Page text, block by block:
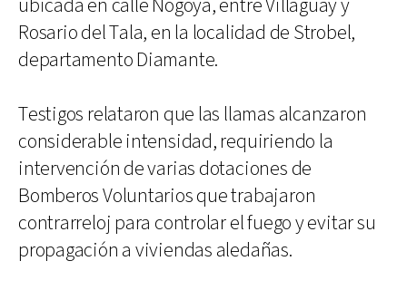
ubicada en calle Nogoyá, entre Villaguay y
Rosario del Tala, en la localidad de Strobel,
departamento Diamante.
Testigos relataron que las llamas alcanzaron
considerable intensidad, requiriendo la
intervención de varias dotaciones de
Bomberos Voluntarios que trabajaron
contrarreloj para controlar el fuego y evitar su
propagación a viviendas aledañas.